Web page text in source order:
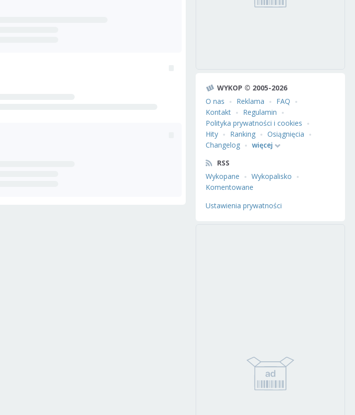
WYKOP © 2005-2026
O nas
Reklama
FAQ
Kontakt
Regulamin
Polityka prywatności i cookies
Hity
Ranking
Osiągnięcia
Changelog
więcej
RSS
Wykopane
Wykopalisko
Komentowane
Ustawienia prywatności